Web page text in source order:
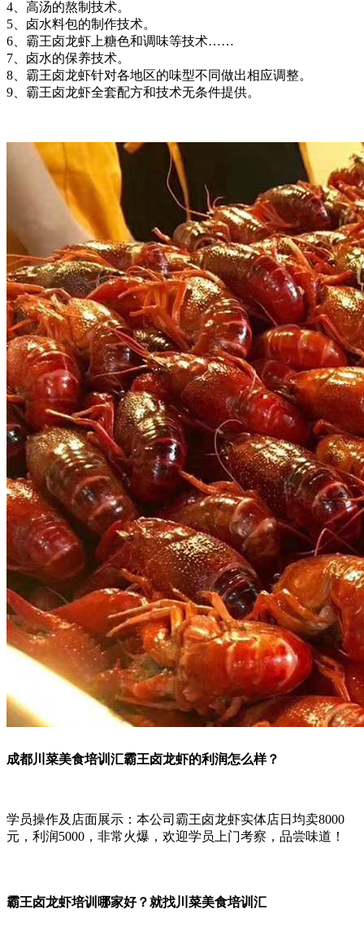
4、高汤的熬制技术。
5、卤水料包的制作技术。
6、霸王卤龙虾上糖色和调味等技术……
7、卤水的保养技术。
8、霸王卤龙虾针对各地区的味型不同做出相应调整。
9、霸王卤龙虾全套配方和技术无条件提供。
成都川菜美食培训汇霸王卤龙虾的利润怎么样？
学员操作及店面展示：本公司霸王卤龙虾实体店日均卖8000
元，利润5000，非常火爆，欢迎学员上门考察，品尝味道！
霸王卤龙虾培训哪家好？就找川菜美食培训汇